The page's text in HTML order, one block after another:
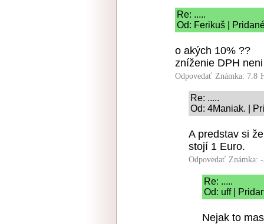
Re: .....
Od: Ferikuš |
o akých 10% ??
zníženie DPH
Odpovedať Známka: 7.8
Re: .....
Od: 4Maniak. |
A predstav si
stojí 1 Euro.
Odpovedať Známka:
Re: .....
Od: uff |
Nejak to